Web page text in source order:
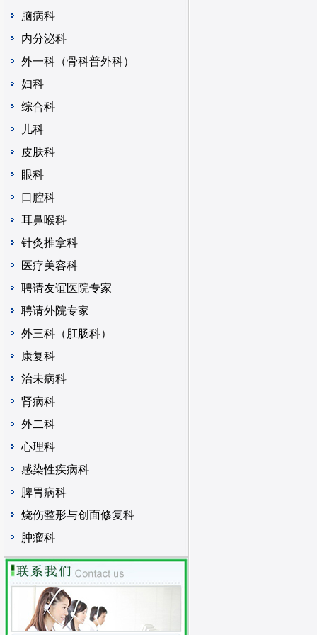
脑病科
内分泌科
外一科（骨科普外科）
妇科
综合科
儿科
皮肤科
眼科
口腔科
耳鼻喉科
针灸推拿科
医疗美容科
聘请友谊医院专家
聘请外院专家
外三科（肛肠科）
康复科
治未病科
肾病科
外二科
心理科
感染性疾病科
脾胃病科
烧伤整形与创面修复科
肿瘤科